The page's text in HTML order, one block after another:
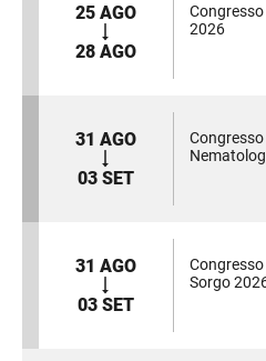
25 AGO
28 AGO
2026
31 AGO
03 SET
31 AGO
03 SET
Sorgo